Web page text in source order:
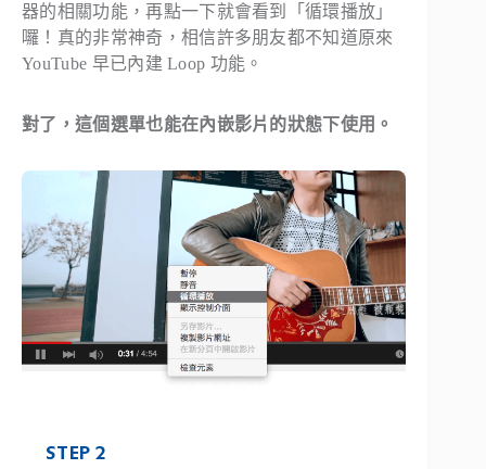
器的相關功能，再點一下就會看到「循環播放」
囉！真的非常神奇，相信許多朋友都不知道原來
YouTube 早已內建 Loop 功能。
對了，這個選單也能在內嵌影片的狀態下使用。
STEP 2